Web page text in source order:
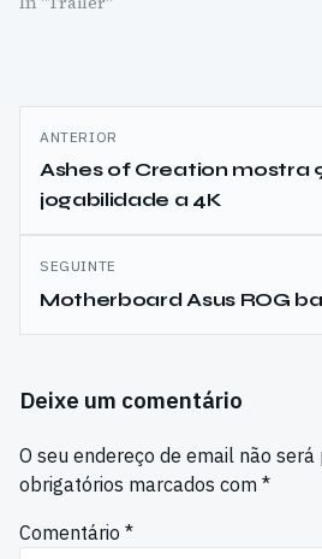
Navegação
de
artigos
ANTERIOR
Ashes of Creation mostra
jogabilidade a 4K
SEGUINTE
Motherboard Asus ROG
Deixe um comentário
O seu endereço de email não será
obrigatórios marcados com *
Comentário *